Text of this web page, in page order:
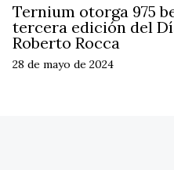
Ternium otorga 975
tercera edición del
Roberto Rocca
28 de mayo de 2024